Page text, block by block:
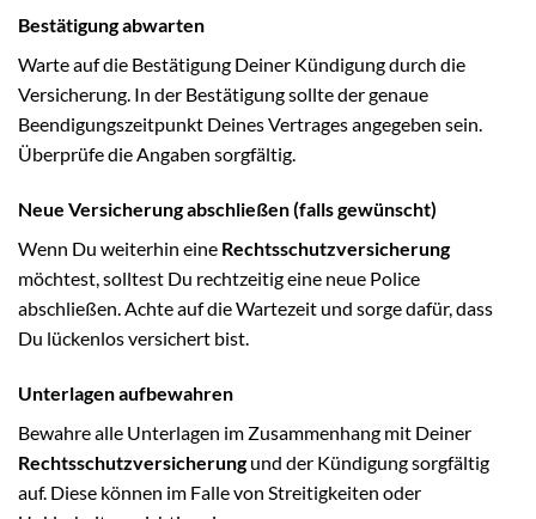
Bestätigung abwarten
Warte auf die Bestätigung Deiner Kündigung durch die
Versicherung. In der Bestätigung sollte der genaue
Beendigungszeitpunkt Deines Vertrages angegeben sein.
Überprüfe die Angaben sorgfältig.
Neue Versicherung abschließen (falls gewünscht)
Wenn Du weiterhin eine Rechtsschutzversicherung
möchtest, solltest Du rechtzeitig eine neue Police
abschließen. Achte auf die Wartezeit und sorge dafür, dass
Du lückenlos versichert bist.
Unterlagen aufbewahren
Bewahre alle Unterlagen im Zusammenhang mit Deiner
Rechtsschutzversicherungund der Kündigung sorgfältig
auf. Diese können im Falle von Streitigkeiten oder